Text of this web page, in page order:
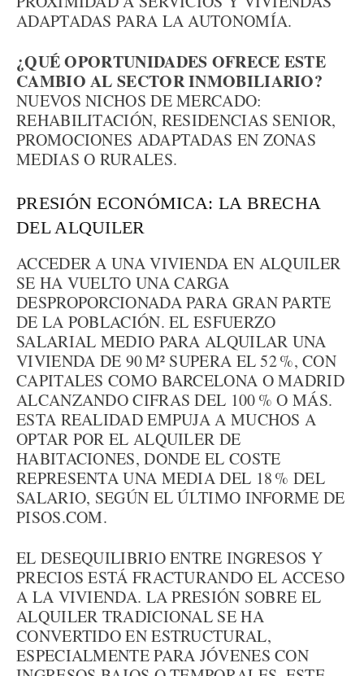
ADAPTADAS PARA LA AUTONOMÍA.
¿QUÉ OPORTUNIDADES OFRECE ESTE
CAMBIO AL SECTOR INMOBILIARIO?
NUEVOS NICHOS DE MERCADO:
REHABILITACIÓN, RESIDENCIAS SENIOR,
PROMOCIONES ADAPTADAS EN ZONAS
MEDIAS O RURALES.
PRESIÓN ECONÓMICA: LA BRECHA
DEL ALQUILER
ACCEDER A UNA VIVIENDA EN ALQUILER
SE HA VUELTO UNA CARGA
DESPROPORCIONADA PARA GRAN PARTE
DE LA POBLACIÓN. EL ESFUERZO
SALARIAL MEDIO PARA ALQUILAR UNA
VIVIENDA DE 90 M² SUPERA EL 52 %, CON
CAPITALES COMO BARCELONA O MADRID
ALCANZANDO CIFRAS DEL 100 % O MÁS.
ESTA REALIDAD EMPUJA A MUCHOS A
OPTAR POR EL ALQUILER DE
HABITACIONES, DONDE EL COSTE
REPRESENTA UNA MEDIA DEL 18 % DEL
SALARIO, SEGÚN EL ÚLTIMO INFORME DE
PISOS.COM.
EL DESEQUILIBRIO ENTRE INGRESOS Y
PRECIOS ESTÁ FRACTURANDO EL ACCESO
A LA VIVIENDA. LA PRESIÓN SOBRE EL
ALQUILER TRADICIONAL SE HA
CONVERTIDO EN ESTRUCTURAL,
ESPECIALMENTE PARA JÓVENES CON